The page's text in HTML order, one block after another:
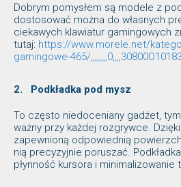
Dobrym pomysłem są modele z
dostosować można do własnych
ciekawych klawiatur gamingowych
tutaj: https://www.morele.net/
gamingowe-465/
2. Podkładka pod mysz
To często niedoceniany gadżet,
ważny przy każdej rozgrywce.
zapewnioną odpowiednią
nią precyzyjnie poruszać.
płynność kursora i minimalizowanie